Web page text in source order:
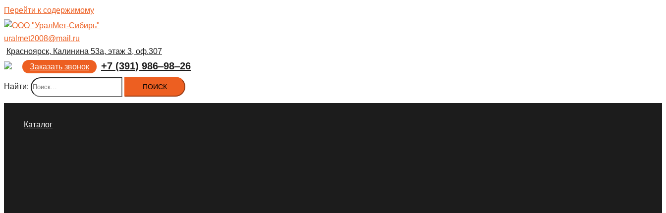
Перейти к содержимому
uralmet2008@mail.ru
Красноярск, Калинина 53а, этаж 3, оф.307
Заказать звонок
+7 (391) 986‒98‒26
Найти:
Каталог